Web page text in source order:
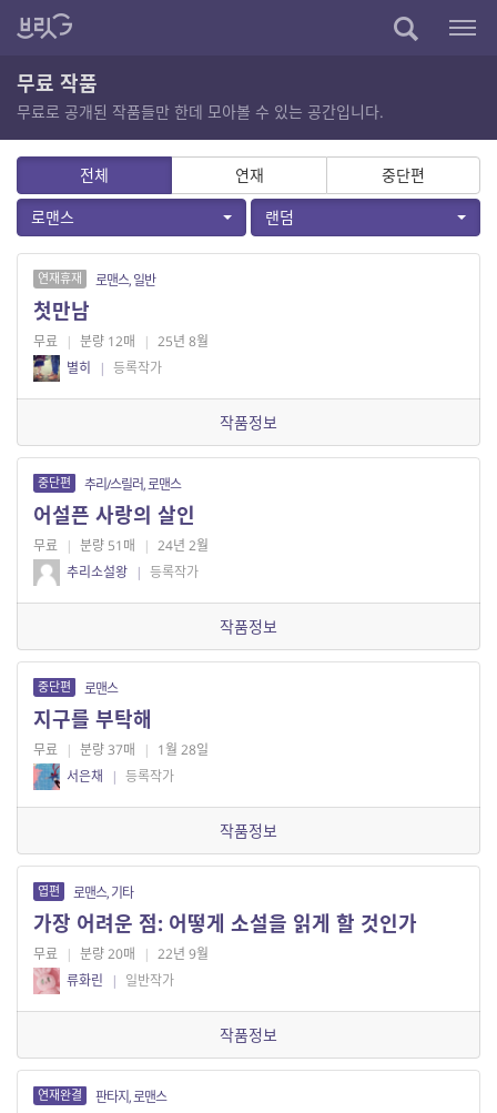
무료 작품
무료로 공개된 작품들만 한데 모아볼 수 있는 공간입니다.
전체 연재
중단편
로맨스
랜덤
연재휴재 로맨스, 일반
첫만남
무료 | 분량 12매 | 25년 8월
별히
| 등록작가
작품정보
중단편 추리/스릴러, 로맨스
어설픈 사랑의 살인
무료 | 분량 51매 | 24년 2월
추리소설왕 | 등록작가
작품정보
중단편 로맨스
지구를 부탁해
무료 | 분량 37매 | 1월 28일
서은채
| 등록작가
작품정보
엽편 로맨스, 기타
가장 어려운 점: 어떻게 소설을 읽게 할 것인가
무료 | 분량 20매 | 22년 9월
류화린
| 일반작가
작품정보
연재완결 판타지, 로맨스